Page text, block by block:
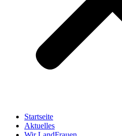
Startseite
Aktuelles